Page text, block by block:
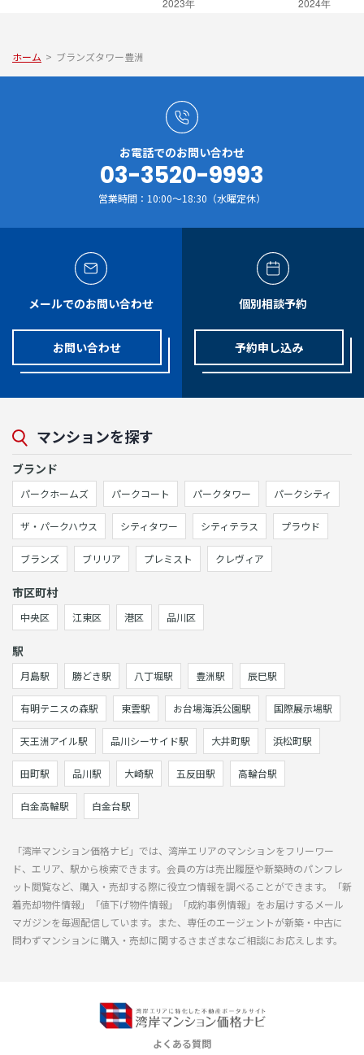
ホーム > ブランズタワー豊洲
お電話でのお問い合わせ
03-3520-9993
営業時間：10:00～18:30（水曜定休）
メールでのお問い合わせ
お問い合わせ
個別相談予約
予約申し込み
マンションを探す
ブランド
パークホームズ パークコート パークタワー パークシティ
ザ・パークハウス シティタワー シティテラス プラウド
ブランズ ブリリア プレミスト クレヴィア
市区町村
中央区 江東区 港区 品川区
駅
月島駅 勝どき駅 八丁堀駅 豊洲駅 辰巳駅
有明テニスの森駅 東雲駅 お台場海浜公園駅 国際展示場駅
天王洲アイル駅 品川シーサイド駅 大井町駅 浜松町駅
田町駅 品川駅 大崎駅 五反田駅 高輪台駅
白金高輪駅 白金台駅
「湾岸マンション価格ナビ」では、湾岸エリアのマンションをフリーワー
ド、エリア、駅から検索できます。会員の方は売出履歴や新築時のパンフレ
ット閲覧など、購入・売却する際に役立つ情報を調べることができます。「新
着売却物件情報」「値下げ物件情報」「成約事例情報」をお届けするメール
マガジンを毎週配信しています。また、専任のエージェントが新築・中古に
問わずマンションに購入・売却に関するさまざまなご相談にお応えします。
よくある質問